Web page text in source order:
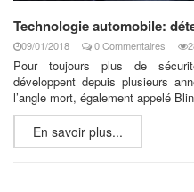
Technologie automobile:
09/01/2018 0 Commentaires
Pour toujours plus de
développent depuis plusieurs
l’angle mort, également appelé
En savoir plus...